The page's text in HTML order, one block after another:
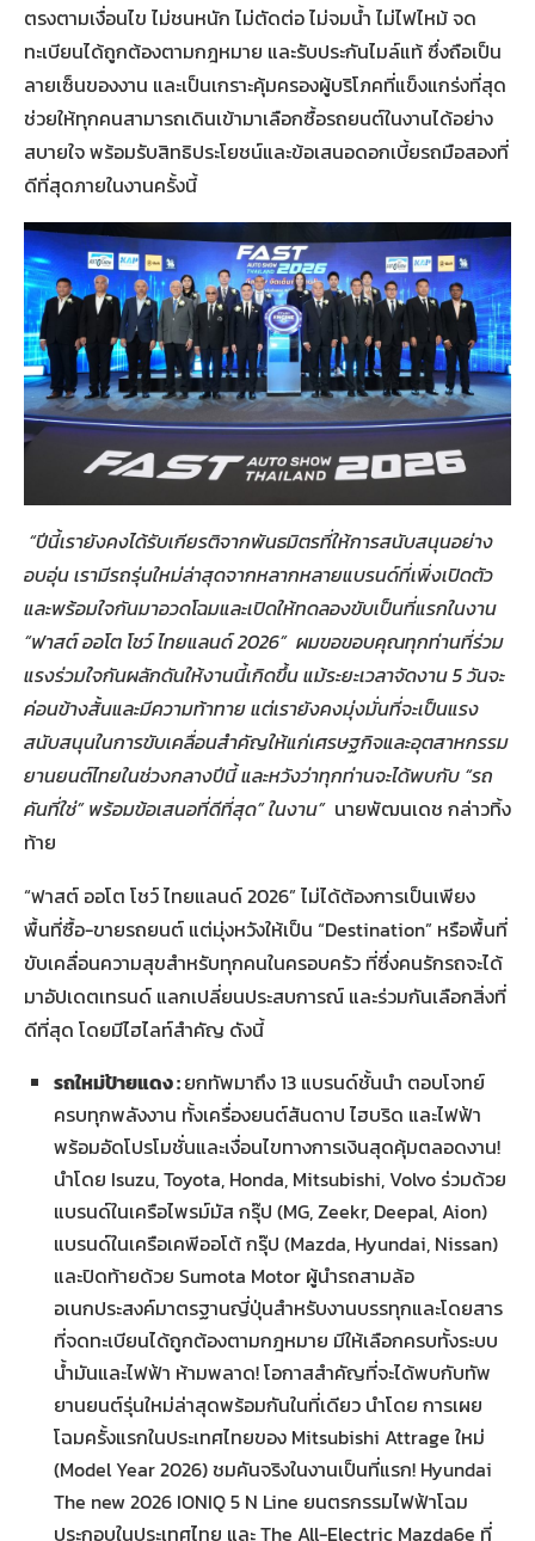
ตรงตามเงื่อนไข ไม่ชนหนัก ไม่ตัดต่อ ไม่จมน้ำ ไม่ไฟไหม้ จด
ทะเบียนได้ถูกต้องตามกฎหมาย และรับประกันไมล์แท้ ซึ่งถือเป็น
ลายเซ็นของงาน และเป็นเกราะคุ้มครองผู้บริโภคที่แข็งแกร่งที่สุด
ช่วยให้ทุกคนสามารถเดินเข้ามาเลือกซื้อรถยนต์ในงานได้อย่าง
สบายใจ พร้อมรับสิทธิประโยชน์และข้อเสนอดอกเบี้ยรถมือสองที่
ดีที่สุดภายในงานครั้งนี้
“ปีนี้เรายังคงได้รับเกียรติจากพันธมิตรที่ให้การสนับสนุนอย่าง
อบอุ่น เรามีรถรุ่นใหม่ล่าสุดจากหลากหลายแบรนด์ที่เพิ่งเปิดตัว
และพร้อมใจกันมาอวดโฉมและเปิดให้ทดลองขับเป็นที่แรกในงาน
“ฟาสต์ ออโต โชว์ ไทยแลนด์2026” ผมขอขอบคุณทุกท่านที่ร่วม
แรงร่วมใจกันผลักดันให้งานนี้เกิดขึ้น แม้ระยะเวลาจัดงาน5 วันจะ
ค่อนข้างสั้นและมีความท้าทาย แต่เรายังคงมุ่งมั่นที่จะเป็นแรง
สนับสนุนในการขับเคลื่อนสำคัญให้แก่เศรษฐกิจและอุตสาหกรรม
ยานยนต์ไทยในช่วงกลางปีนี้ และหวังว่าทุกท่านจะได้พบกับ “รถ
คันที่ใช่” พร้อมข้อเสนอที่ดีที่สุด” ในงาน” นายพัฒนเดช กล่าวทิ้ง
ท้าย
“ฟาสต์ ออโต โชว์ ไทยแลนด์ 2026” ไม่ได้ต้องการเป็นเพียง
พื้นที่ซื้อ-ขายรถยนต์ แต่มุ่งหวังให้เป็น “Destination” หรือพื้นที่
ขับเคลื่อนความสุขสำหรับทุกคนในครอบครัว ที่ซึ่งคนรักรถจะได้
มาอัปเดตเทรนด์ แลกเปลี่ยนประสบการณ์ และร่วมกันเลือกสิ่งที่
ดีที่สุด โดยมีไฮไลท์สำคัญ ดังนี้
รถใหม่ป้ายแดง :ยกทัพมาถึง 13 แบรนด์ชั้นนำ ตอบโจทย์
ครบทุกพลังงาน ทั้งเครื่องยนต์สันดาป ไฮบริด และไฟฟ้า
พร้อมอัดโปรโมชั่นและเงื่อนไขทางการเงินสุดคุ้มตลอดงาน!
นำโดย Isuzu, Toyota, Honda, Mitsubishi, Volvo ร่วมด้วย
แบรนด์ในเครือไพรม์มัส กรุ๊ป (MG, Zeekr, Deepal, Aion)
แบรนด์ในเครือเคพีออโต้ กรุ๊ป (Mazda, Hyundai, Nissan)
และปิดท้ายด้วย Sumota Motor ผู้นำรถสามล้อ
อเนกประสงค์มาตรฐานญี่ปุ่นสำหรับงานบรรทุกและโดยสาร
ที่จดทะเบียนได้ถูกต้องตามกฎหมาย มีให้เลือกครบทั้งระบบ
น้ำมันและไฟฟ้า ห้ามพลาด! โอกาสสำคัญที่จะได้พบกับทัพ
ยานยนต์รุ่นใหม่ล่าสุดพร้อมกันในที่เดียว นำโดย การเผย
โฉมครั้งแรกในประเทศไทยของ Mitsubishi Attrage ใหม่
(Model Year 2026) ชมคันจริงในงานเป็นที่แรก! Hyundai
The new 2026 IONIQ 5 N Line ยนตรกรรมไฟฟ้าโฉม
ประกอบในประเทศไทย และ The All-Electric Mazda6e ที่